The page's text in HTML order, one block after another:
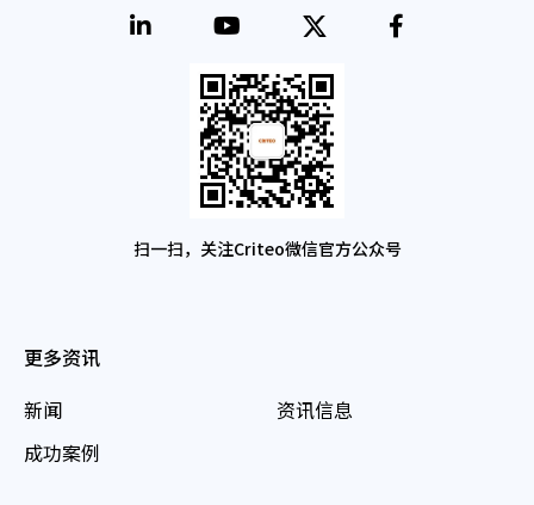
扫一扫，关注Criteo微信官方公众号
更多资讯
新闻
成功案例
资讯信息